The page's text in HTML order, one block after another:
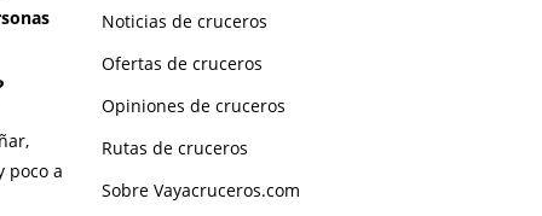
poco a
Noticias de cruceros
Ofertas de cruceros
Opiniones de cruceros
Rutas de cruceros
Sobre Vayacruceros.com